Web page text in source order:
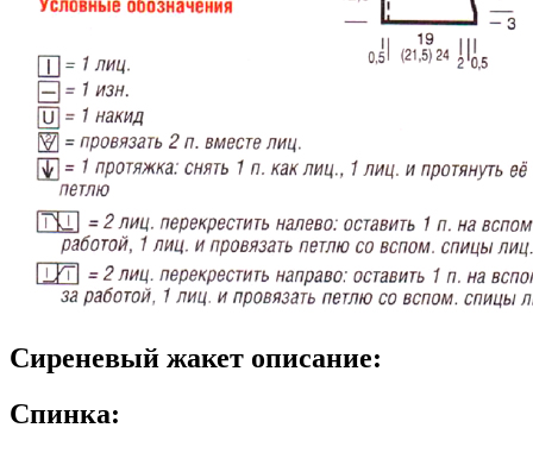
Сиреневый жакет описание:
Спинка: